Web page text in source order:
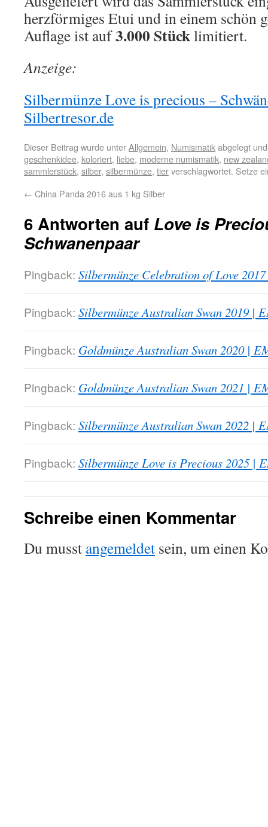
herzförmiges Etui und in einem schön
Auflage ist auf3.000 Stücklimitiert.
Anzeige:
Silbermünze Love is precious –
Silbertresor.de
Dieser Beitrag wurde unterAllgemein, Numismatikabgelegt
geschenkidee, koloriert, liebe, moderne numismatik, new
sammlerstück, silber, silbermünze, tierverschlagwortet. Setze
← China Panda 2016 aus 1 kg Silber
6 Antworten auf Love is
Schwanenpaar
Pingback: Silbermünze Celebration of Love
Pingback: Silbermünze Australian Swan 2019 |
Pingback: Goldmünze Australian Swan 2020 |
Pingback: Goldmünze Australian Swan 2021 |
Pingback: Silbermünze Australian Swan 2022 |
Pingback: Silbermünze Love is Precious 2025 |
Schreibe einen Kommentar
Du musst angemeldet sein, um einen